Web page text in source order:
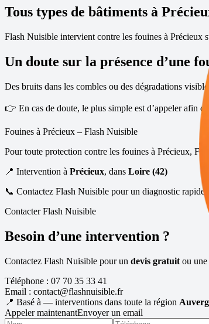
Tous types de bâtiments à
Flash Nuisible intervient contre les fouines à Précieux
Un doute sur la présence d’une
Des bruits dans les combles ou des dégradations
👉 En cas de doute, le plus simple est d’appeler afin
Fouines à Précieux – Flash Nuisible
Pour toute protection contre les fouines à Précieux,
📍 Intervention à Précieux, dans Loire (42)
📞 Contactez Flash Nuisible pour un diagnostic rapide
Contacter Flash Nuisible
Besoin d’une intervention ?
Contactez Flash Nuisible pour un devis gratuit ou une
Téléphone : 07 70 35 33 41
Email : contact@flashnuisible.fr
📍 Basé à — interventions dans toute la région
Appeler maintenantEnvoyer un email